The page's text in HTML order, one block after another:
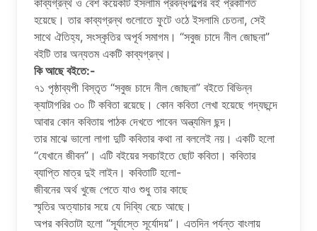
হয়েছে। তার কাব্যগ্রন্থ গুলোতে ফুটে ওঠে ইসলামি চেতনা, সেই
সাথে ঐতিহ্য, সংস্কৃতির অপূর্ব সমাগম। “সবুজ চাদে নীল জোছনা”
বইটি তার অন্যতম একটি কাব্যগ্রন্থ।
কি আছে বইতে:-
৭১ পৃষ্ঠাব্যপী বিস্তৃত “সবুজ চাদে নীল জোছনা” বইতে বিভিন্ন
ক্যাটাগরির ৩০ টি কবিতা রয়েছে। কোন কবিতা লেখা হয়েছে গদ্যছন্দে
আবার কোন কবিতায় পাঠক দেখতে পাবেন অন্ত্যমিল ছন্দ।
তার মাঝে ভালো লাগা দুটি কবিতার কথা না বললেই নয়। একটি হলো
“যেখানে জীবন”। এটি বইয়ের সবচাইতে ছোট কবিতা। কবিতার
ব্যাপ্তি মাত্র দুই লাইন। কবিতাটি হলো-
জীবনের অর্থ খুজে পেতে যাও শুধু তার কাছে
স্মৃতির অত্যাচার সয়ে যে দিব্যি বেচে আছে।
অপর কবিতাটা হলো “সূর্যাস্তে সূর্যোদয়”। এতদিন পর্যন্ত বাংলায়